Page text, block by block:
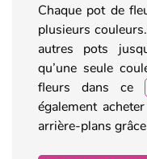
Chaque pot de
plusieurs
autres pots
qu’une seule
fleurs dans ce
également
arrière-plans